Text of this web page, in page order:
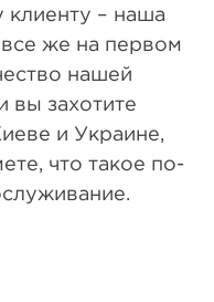
– наша
же на первом
нашей
вы захотите
и Украине,
что такое по-